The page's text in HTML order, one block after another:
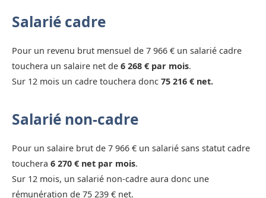
Salarié cadre
Pour un revenu brut mensuel de 7 966 € un salarié cadre
touchera un salaire net de 6 268 € par mois.
Sur 12 mois un cadre touchera donc 75 216 € net.
Salarié non-cadre
Pour un salaire brut de 7 966 € un salarié sans statut cadre
touchera 6 270 € net par mois.
Sur 12 mois, un salarié non-cadre aura donc une
rémunération de 75 239 € net.